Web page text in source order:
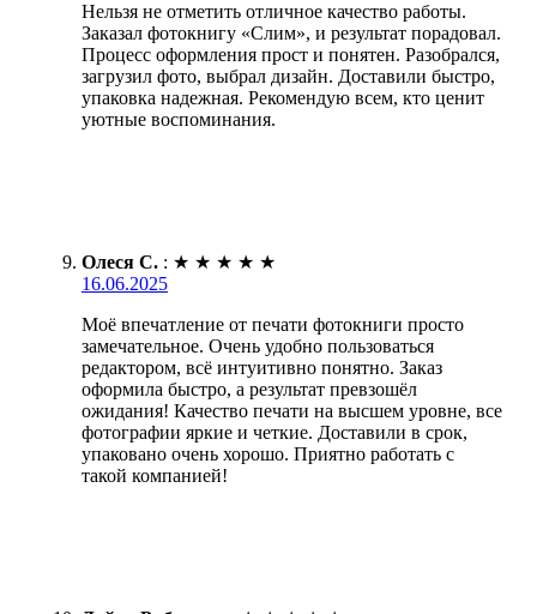
Нельзя не отметить отличное качество работы.
Заказал фотокнигу «Слим», и результат порадовал.
Процесс оформления прост и понятен. Разобрался,
загрузил фото, выбрал дизайн. Доставили быстро,
упаковка надежная. Рекомендую всем, кто ценит
уютные воспоминания.
Олеся С. : ★ ★ ★ ★ ★
16.06.2025
Моё впечатление от печати фотокниги просто
замечательное. Очень удобно пользоваться
редактором, всё интуитивно понятно. Заказ
оформила быстро, а результат превзошёл
ожидания! Качество печати на высшем уровне, все
фотографии яркие и четкие. Доставили в срок,
упаковано очень хорошо. Приятно работать с
такой компанией!